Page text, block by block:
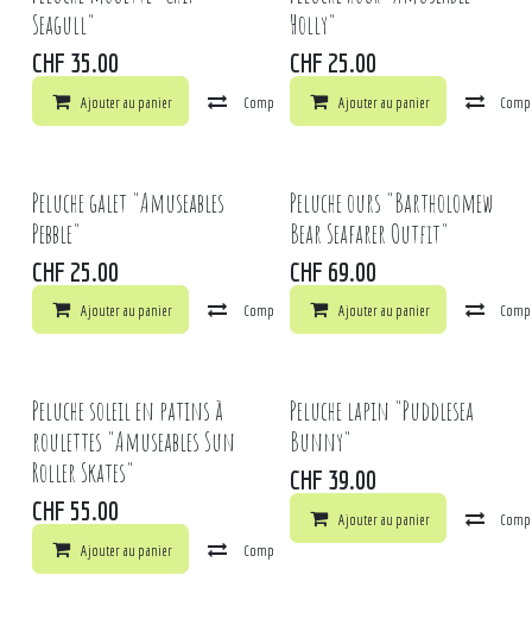
Seagull"
CHF 35.00
Ajouter au panier Comparer Ajouter à la liste de souhaits
Holly"
CHF 25.00
Ajouter au panier
Peluche galet "Amuseables
Pebble"
CHF 25.00
Ajouter au panier Comparer Ajouter à la liste de souhaits
Peluche ours "Bartholomew
Bear Seafarer Outfit"
CHF 69.00
Ajouter au panier
Peluche soleil en patins à
roulettes "Amuseables Sun
Roller Skates"
CHF 55.00
Ajouter au panier Comparer
Peluche lapin "Puddlesea
Bunny"
CHF 39.00
Ajouter au panier